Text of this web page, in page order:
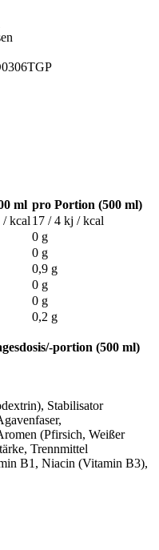
ml pro Portion (500 ml)
kcal 17 / 4 kj / kcal
0 g
0 g
0,9 g
0 g
0 g
0,2 g
portion (500 ml)
Stabilisator
(Pfirsich, Weißer
Trennmittel
B1, Niacin (Vitamin B3),